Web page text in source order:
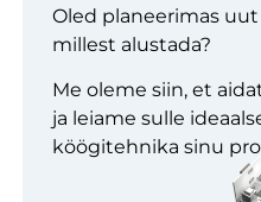
Oled planeerimas
millest alustada?
Me oleme siin, et
ja leiame sulle
köögitehnika sinu